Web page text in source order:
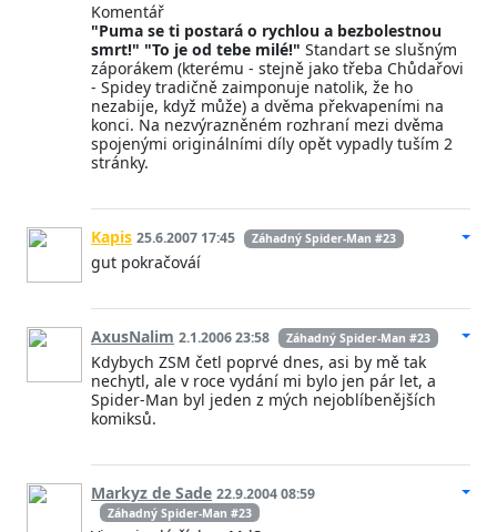
Komentář
"Puma se ti postará o rychlou a bezbolestnou
smrt!" "To je od tebe milé!" Standart se slušným
záporákem (kterému - stejně jako třeba Chůdařovi
- Spidey tradičně zaimponuje natolik, že ho
nezabije, když může) a dvěma překvapeními na
konci. Na nezvýrazněném rozhraní mezi dvěma
spojenými originálními díly opět vypadly tuším 2
stránky.
Kapis 25.6.2007 17:45 Záhadný Spider-Man #23
gut pokračováí
AxusNalim 2.1.2006 23:58 Záhadný Spider-Man #23
Kdybych ZSM četl poprvé dnes, asi by mě tak
nechytl, ale v roce vydání mi bylo jen pár let, a
Spider-Man byl jeden z mých nejoblíbenějších
komiksů.
Markyz de Sade 22.9.2004 08:59
Záhadný Spider-Man #23